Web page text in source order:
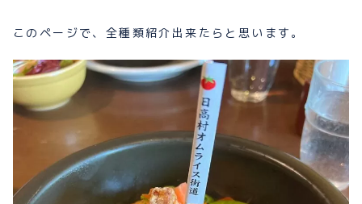
このページで、全種類紹介出来たらと思います。